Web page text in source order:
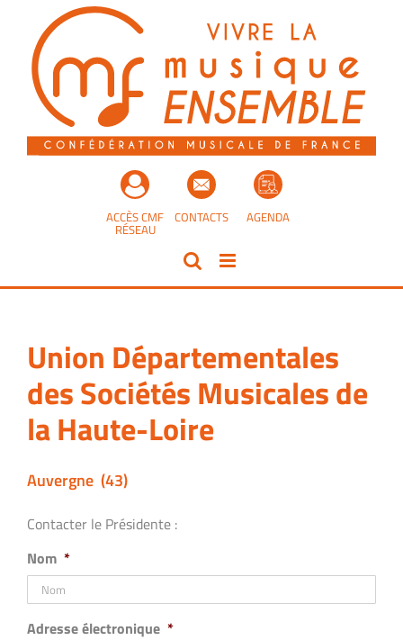
contenu
AGENDA
CONTACTS
ACCÈS CMF
RÉSEAU
Union Départementales
des Sociétés Musicales de
la Haute-Loire
Auvergne (43)
Contacter le Présidente :
Nom *
Adresse électronique *